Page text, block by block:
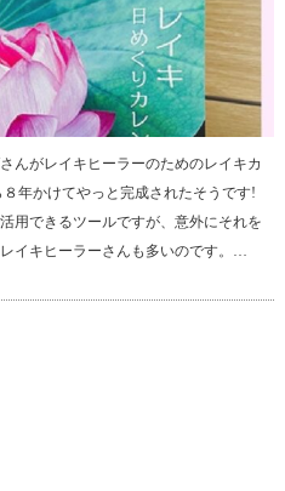
んがレイキヒーラーのためのレイキカ
年かけてやっと完成されたそうです!
用できるツールですが、意外にそれを
イキヒーラーさんも多いのです。…